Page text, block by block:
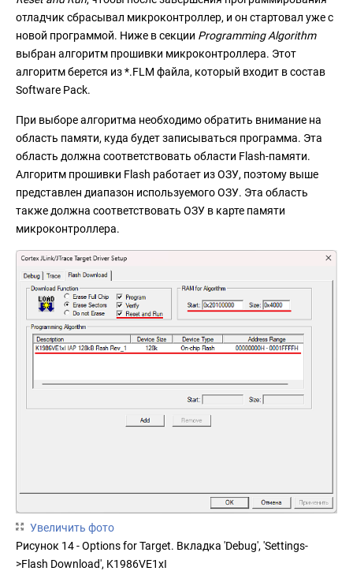
отладчик сбрасывал микроконтроллер, и он стартовал уже с
новой программой. Ниже в секции Programming Algorithm
выбран алгоритм прошивки микроконтроллера. Этот
алгоритм берется из *.FLM файла, который входит в состав
Software Pack.
При выборе алгоритма необходимо обратить внимание на
область памяти, куда будет записываться программа. Эта
область должна соответствовать области Flash-памяти.
Алгоритм прошивки Flash работает из ОЗУ, поэтому выше
представлен диапазон используемого ОЗУ. Эта область
также должна соответствовать ОЗУ в карте памяти
микроконтроллера.
Увеличить фото
Рисунок 14 - Options for Target. Вкладка 'Debug', 'Settings-
>Flash Download', K1986VE1xI